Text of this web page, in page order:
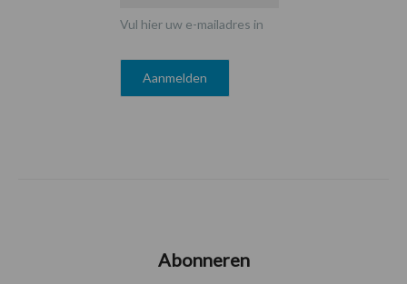
Vul hier uw e-mailadres in
Abonneren